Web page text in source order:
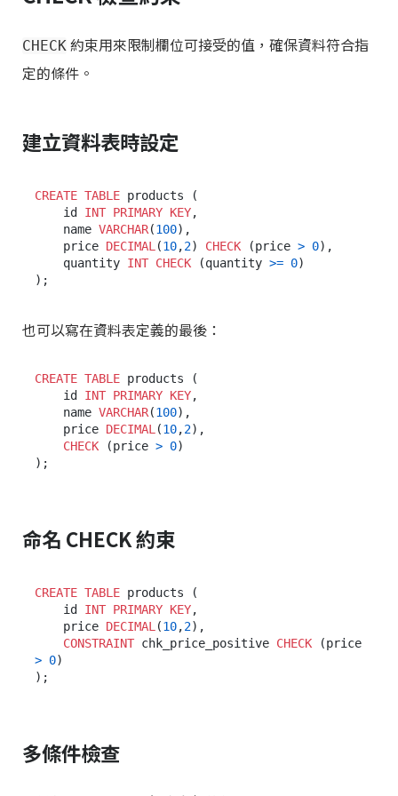
CHECK 約束用來限制欄位可接受的值，確保資料符合指
定的條件。
建立資料表時設定
CREATE TABLE products (
    id
INT PRIMARY KEY,
    name
VARCHAR(100),
    price
DECIMAL (10,2) CHECK (price > 0),
    quantity
INT CHECK (quantity >= 0)
也可以寫在資料表定義的最後：
CREATE TABLE products (
    id
INT PRIMARY KEY,
    name
VARCHAR(100),
    price
DECIMAL (10,2),
CHECK (price > 0)
命名 CHECK 約束
CREATE TABLE products (
    id
INT PRIMARY KEY,
    price
DECIMAL(10,2),
CONSTRAINT chk_price_positive CHECK
> 0)
多條件檢查